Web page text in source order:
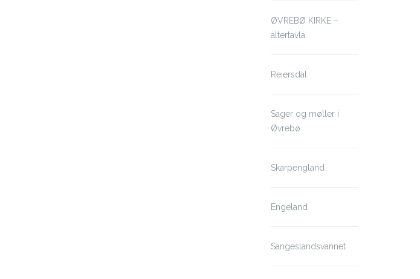
ØVREBØ KIRKE –
altertavla
Reiersdal
Sager og møller i
Øvrebø
Skarpengland
Engeland
Sangeslandsvannet